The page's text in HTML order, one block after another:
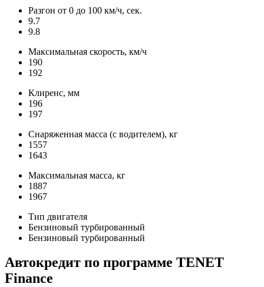
Разгон от 0 до 100 км/ч, сек.
9.7
9.8
Максимальная скорость, км/ч
190
192
Клиренс, мм
196
197
Снаряженная масса (с водителем), кг
1557
1643
Максимальная масса, кг
1887
1967
Тип двигателя
Бензиновый турбированный
Бензиновый турбированный
Автокредит по программе TENET
Finance